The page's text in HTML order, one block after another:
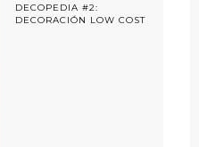
DECOPEDIA #2:
DECORACIÓN LOW COST